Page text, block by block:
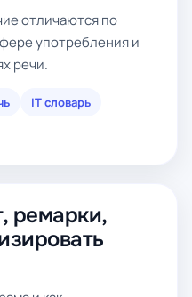
отличаются по
употребления и
речи.
IT словарь
ремарки,